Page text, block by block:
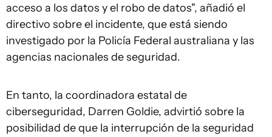
acceso a los datos y el robo de datos", añadió el
directivo sobre el incidente, que está siendo
investigado por la Policía Federal australiana y las
agencias nacionales de seguridad.
En tanto, la coordinadora estatal de
ciberseguridad, Darren Goldie, advirtió sobre la
posibilidad de que la interrupción de la seguridad